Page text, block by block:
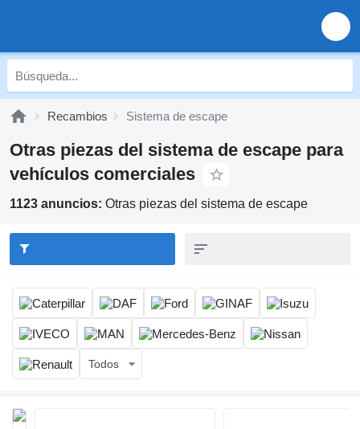
Recambios Sistema de escape
Otras piezas del sistema de escape para
vehículos comerciales
1123 anuncios: Otras piezas del sistema de escape
Todos